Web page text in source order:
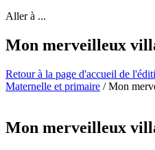
Aller à ...
Mon merveilleux
Retour à la page d'accueil de
Maternelle et primaire / Mon
Mon merveilleux